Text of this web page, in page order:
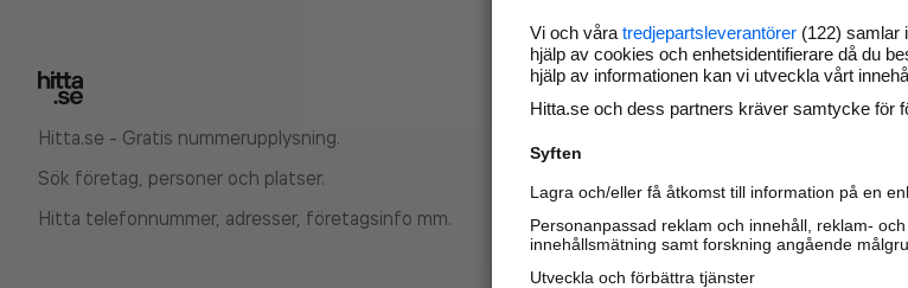
Hitta.se - Gratis nummerupplysning.
Sök företag, personer och platser.
Hitta telefonnummer, adresser, företagsinfo mm.
Marknadsför
nya kunder och
samarbetspartners
Läs mer här
Vi och våra tredjepartsleverantörer (122) samlar
hjälp av cookies och enhetsidentifierare då du
hjälp av informationen kan vi utveckla vårt
Hitta.se och dess partners kräver samtycke för
Syften
Lagra och/eller få åtkomst till information på en
Personanpassad reklam och innehåll, reklam- och
innehållsmätning samt forskning angående
Utveckla och förbättra tjänster